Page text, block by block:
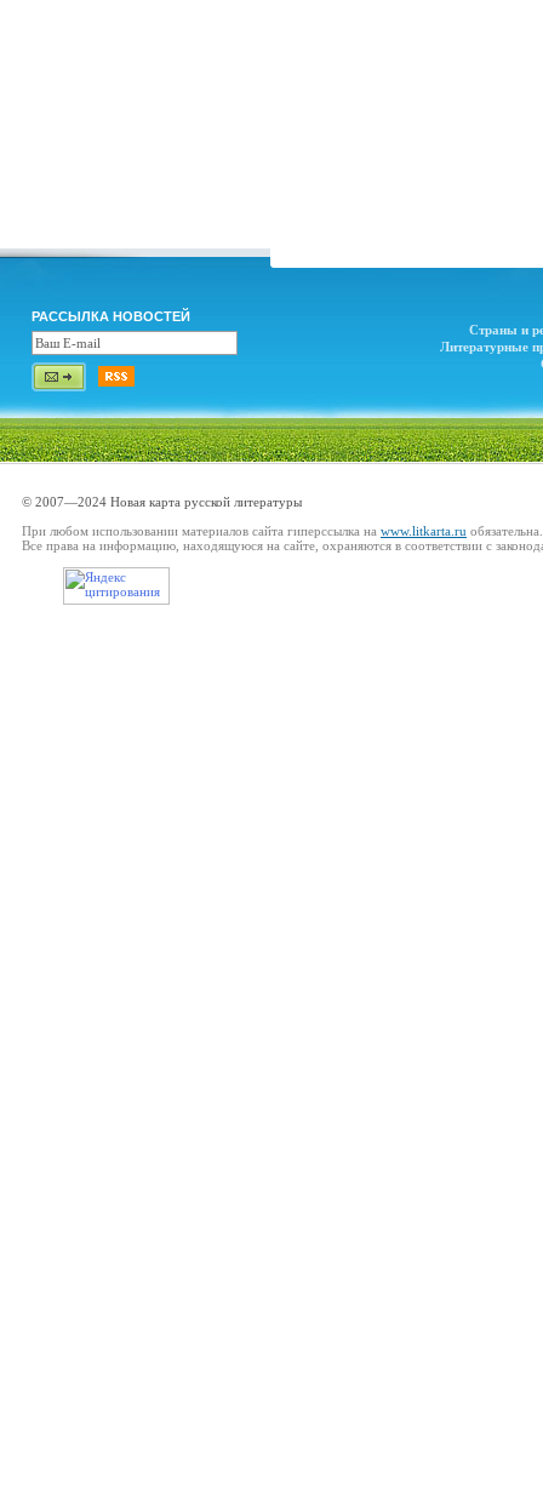
РАССЫЛКА НОВОСТЕЙ
Страны и
Литературные
© 2007—2024 Новая карта русской литературы
При любом использовании материалов сайта гиперссылка на www.litkarta.ru обязательна.
Все права на информацию, находящуюся на сайте, охраняются в соответствии с